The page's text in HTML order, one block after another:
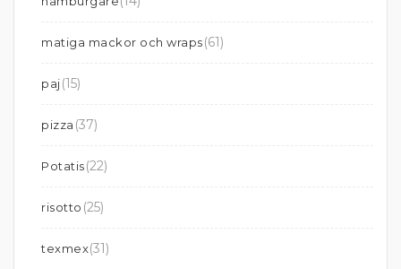
matiga mackor och wraps(61)
paj(15)
pizza (37)
Potatis(22)
risotto (25)
texmex(31)